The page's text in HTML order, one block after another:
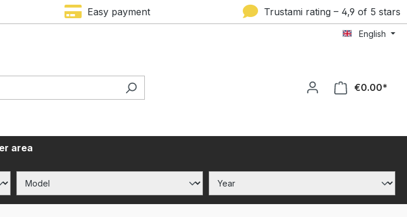
Easy payment Trustami rating – 4,9 of 5 stars
English
€0.00*
area